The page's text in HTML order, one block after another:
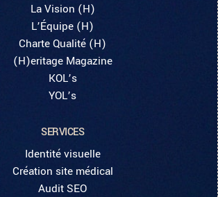
La Vision (H)
L’Équipe (H)
Charte Qualité (H)
(H)eritage Magazine
KOL’s
YOL’s
SERVICES
Identité visuelle
Création site médical
Audit SEO